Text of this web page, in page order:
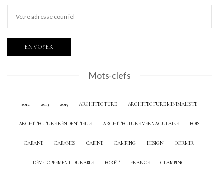
Mots-clefs
2012 2013 2015 ARCHITECTURE ARCHITECTURE MINIMALISTE
ARCHITECTURE RÉSIDENTIELLE ARCHITECTURE VERNACULAIRE BOIS
CABANE CABANES CABINE CAMPING DESIGN DORMIR
DÉVELOPPEMENT DURABLE FORÊT FRANCE GLAMPING